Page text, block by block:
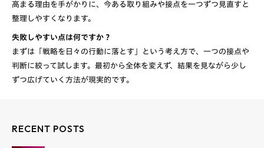
高まる理由を手がかりに、今ある取り組みや接点を一つずつ見直すと
整理しやすくなります。
失敗しやすい点は何ですか？
まずは「戦略を日々の行動に落とす」という考え方で、一つの接点や
判断に絞って試します。最初から全体を変えず、結果を見ながら少し
ずつ広げていく方法が現実的です。
RECENT POSTS